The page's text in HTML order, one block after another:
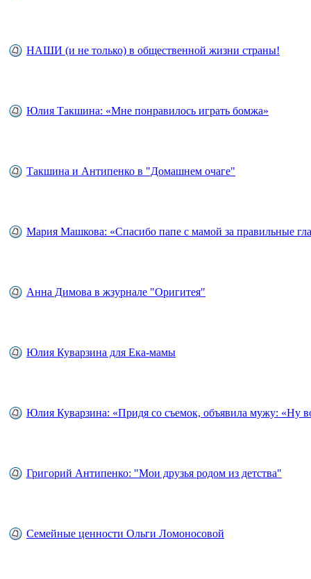
НАШИ (и не только) в общественной жизни страны!
Юлия Такшина: «Мне понравилось играть бомжа»
Такшина и Антипенко в "Домашнем очаге"
Мария Машкова: «Спасибо папе с мамой за правильные
Анна Димова в жзурнале "Оригитея"
Юлия Куварзина для Ека-мамы
Юлия Куварзина: «Придя со съемок, объявила мужу: «Ну
Григорий Антипенко: "Мои друзья родом из детства"
Семейные ценности Ольги Ломоносовой